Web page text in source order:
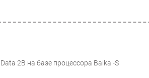
2B на базе процессора Baikal-S